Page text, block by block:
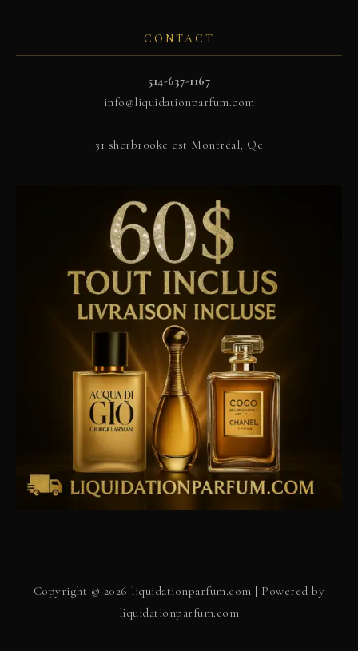
CONTACT
514-637-1167
info@liquidationparfum.com
31 sherbrooke est Montréal, Qc
Copyright © 2026 liquidationparfum.com | Powered by
liquidationparfum.com